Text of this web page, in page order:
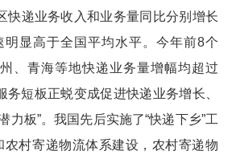
快递业务收入和业务量同比分别增长
明显高于全国平均水平。今年前8个
、青海等地快递业务量增幅均超过
务短板正蜕变成促进快递业务增长、
力板”。我国先后实施了“快递下乡”工
农村寄递物流体系建设，农村寄递物